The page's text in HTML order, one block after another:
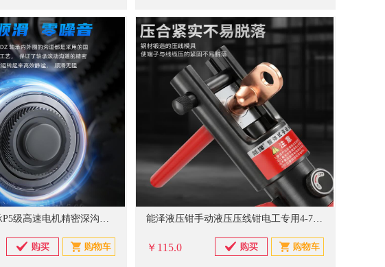
日本XUDZ轴承P5级高速电机精密深沟球轴承电动车前轮后轮斗车轴承滚动滚珠旋转密封轴承 6201-2RS胶封【P5级】12*32*10 能泽液压钳手动液压压线钳电工专用4-70²平方小型DT铜铝鼻子压线钳
￥115.0